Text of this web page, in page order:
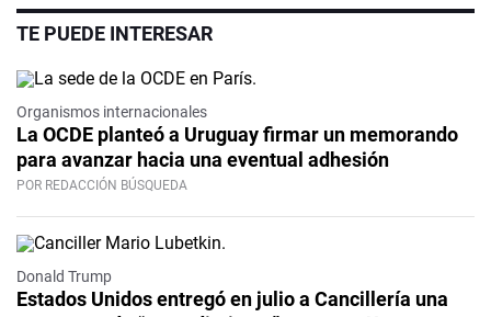
TE PUEDE INTERESAR
Organismos internacionales
La OCDE planteó a Uruguay firmar un memorando
para avanzar hacia una eventual adhesión
POR REDACCIÓN BÚSQUEDA
Donald Trump
Estados Unidos entregó en julio a Cancillería una